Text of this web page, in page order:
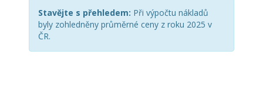
Stavějte s přehledem: Při výpočtu nákladů
byly zohledněny průměrné ceny z roku 2025 v
ČR.